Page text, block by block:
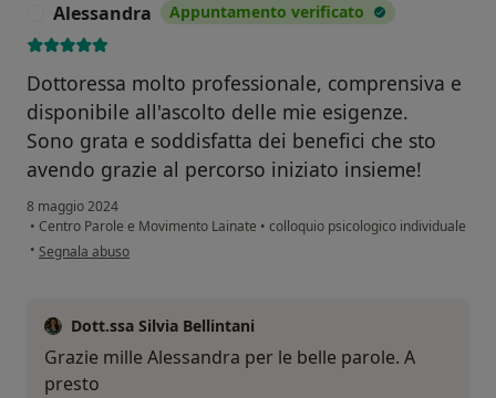
Alessandra Appuntamento verificato
Dottoressa molto professionale, comprensiva e
disponibile all'ascolto delle mie esigenze.
Sono grata e soddisfatta dei benefici che sto
avendo grazie al percorso iniziato insieme!
8 maggio 2024
• Centro Parole e Movimento Lainate • colloquio psicologico individuale
• secondo l'opinione dell'utente Alessandra
Segnala abuso
Dott.ssa Silvia Bellintani
Grazie mille Alessandra per le belle parole. A
presto